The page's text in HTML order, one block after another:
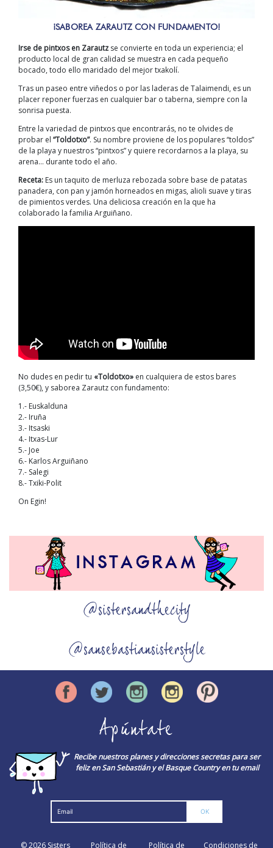
¡SABOREA ZARAUTZ CON FUNDAMENTO!
Irse de pintxos en Zarautz se convierte en toda un experiencia; el
producto local de gran calidad se muestra en cada pequeño
bocado, todo ello maridado del mejor txakolí.
Tras un paseo entre viñedos o por las laderas de Talaimendi, es un
placer reponer fuerzas en cualquier bar o taberna, siempre con la
sonrisa puesta.
Entre la variedad de pintxos que encontrarás, no te olvides de
probar el “Toldotxo”. Su nombre proviene de los populares “toldos”
de la playa y nuestros “pintxos” y quiere recordarnos a la playa, su
arena… durante todo el año.
Receta: Es un taquito de merluza rebozada sobre base de patatas
panadera, con pan y jamón horneados en migas, alioli suave y tiras
de pimientos verdes. Una deliciosa creación en la que ha
colaborado la familia Arguiñano.
No dudes en pedir tu «Toldotxo» en cualquiera de estos bares
(3,50€), y saborea Zarautz con fundamento:
1.- Euskalduna
2.- Iruña
3.- Itsaski
4.- Itxas-Lur
5.- Joe
6.- Karlos Arguiñano
7.- Salegi
8.- Txiki-Polit
On Egin!
@sistersandthecity
@sansebastiansisterstyle
Apúntate
Recibe nuestros planes y direcciones secretas para ser
feliz en San Sebastián y el Basque Country en tu email
© 2026 Sisters Política de Política de Condiciones de